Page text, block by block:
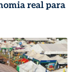
real para